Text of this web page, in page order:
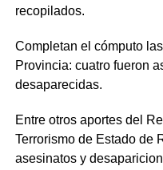
recopilados.
Completan el cómputo
Provincia: cuatro fueron
desaparecidas.
Entre otros aportes del
Terrorismo de Estado de
asesinatos y